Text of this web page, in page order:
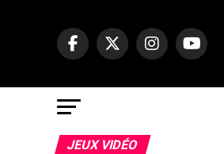
JEUX VIDÉO